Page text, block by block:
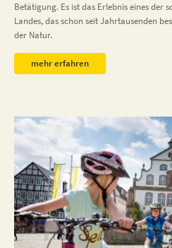
Betätigung. Es ist das Erlebnis eines der
Landes, das schon seit Jahrtausenden
der Natur.
mehr erfahren